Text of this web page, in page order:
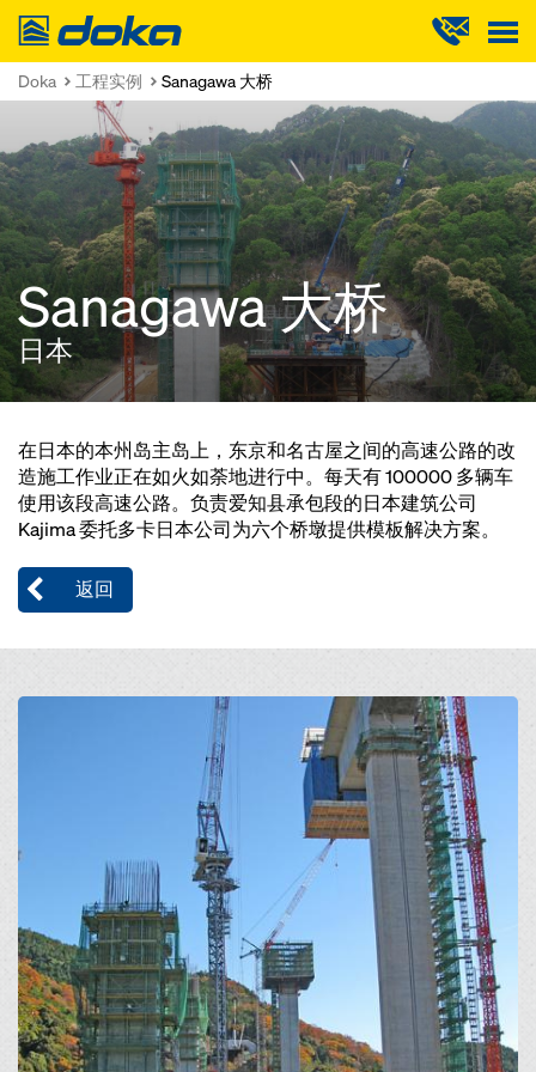
Doka
Doka 工程实例 Sanagawa 大桥
Sanagawa 大桥
日本
在日本的本州岛主岛上，东京和名古屋之间的高速公路的改
造施工作业正在如火如荼地进行中。每天有 100000 多辆车
使用该段高速公路。负责爱知县承包段的日本建筑公司
Kajima 委托多卡日本公司为六个桥墩提供模板解决方案。
返回
Open